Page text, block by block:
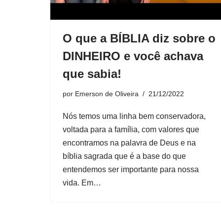
O que a BÍBLIA diz sobre o
DINHEIRO e você achava
que sabia!
por Emerson de Oliveira 21/12/2022
Nós temos uma linha bem conservadora,
voltada para a família, com valores que
encontramos na palavra de Deus e na
bíblia sagrada que é a base do que
entendemos ser importante para nossa
vida. Em…